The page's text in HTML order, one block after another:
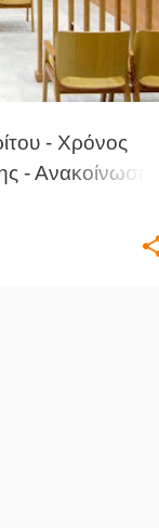
- Χρόνος
- Ανακοίνωση
το καθ' ου
τραπεζικής